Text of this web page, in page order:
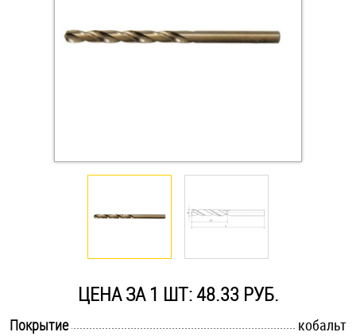
Саморезы и шурупы
Стопорные кольца
Такелаж
ЦЕНА ЗА 1 ШТ: 48.33 РУБ.
Покрытие
кобальт